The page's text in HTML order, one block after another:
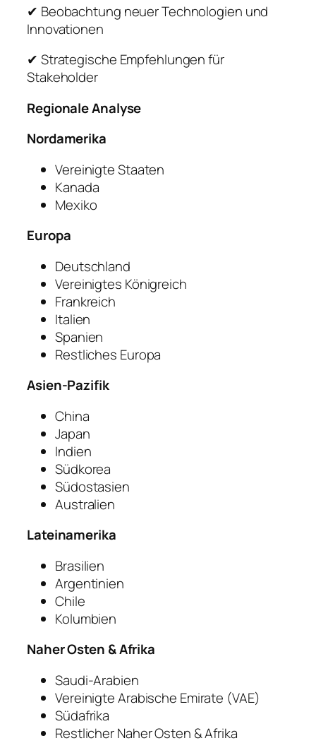
✔ Beobachtung neuer Technologien und
Innovationen
✔ Strategische Empfehlungen für
Stakeholder
Regionale Analyse
Nordamerika
Vereinigte Staaten
Kanada
Mexiko
Europa
Deutschland
Vereinigtes Königreich
Frankreich
Italien
Spanien
Restliches Europa
Asien-Pazifik
China
Japan
Indien
Südkorea
Südostasien
Australien
Lateinamerika
Brasilien
Argentinien
Chile
Kolumbien
Naher Osten & Afrika
Saudi-Arabien
Vereinigte Arabische Emirate (VAE)
Südafrika
Restlicher Naher Osten & Afrika